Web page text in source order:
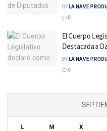
BY LA NAVE
0
El Cuerpo
Destacada a
BY LA NAVE
0
L M X